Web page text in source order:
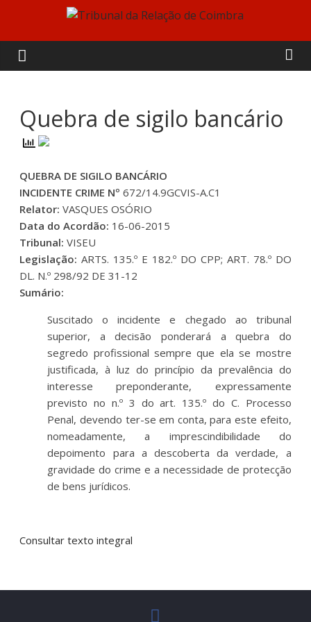
content
Tribunal
da
Relação
de
Coimbra
Quebra de sigilo bancário
QUEBRA DE SIGILO BANCÁRIO
INCIDENTE CRIME Nº 672/14.9GCVIS-A.C1
Relator: VASQUES OSÓRIO
Data do Acordão: 16-06-2015
Tribunal: VISEU
Legislação: ARTS. 135.º E 182.º DO CPP; ART. 78.º DO
DL. N.º 298/92 DE 31-12
Sumário:
Suscitado o incidente e chegado ao tribunal
superior, a decisão ponderará a quebra do
segredo profissional sempre que ela se mostre
justificada, à luz do princípio da prevalência do
interesse preponderante, expressamente
previsto no n.º 3 do art. 135.º do C. Processo
Penal, devendo ter-se em conta, para este efeito,
nomeadamente, a imprescindibilidade do
depoimento para a descoberta da verdade, a
gravidade do crime e a necessidade de protecção
de bens jurídicos.
Consultar texto integral